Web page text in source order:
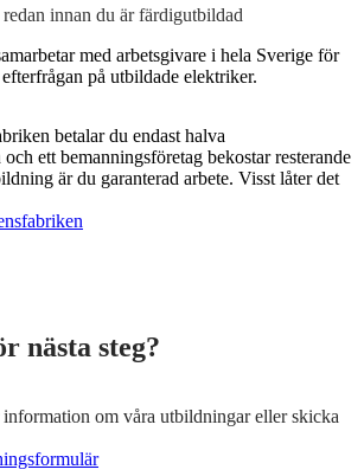
innan du är färdigutbildad
med arbetsgivare i hela Sverige för
på utbildade elektriker.
betalar du endast halva
ett bemanningsföretag bekostar resterande
är du garanterad arbete. Visst låter det
nästa steg?
om våra utbildningar eller skicka